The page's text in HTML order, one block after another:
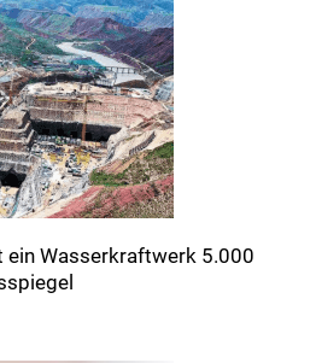
ein Wasserkraftwerk 5.000